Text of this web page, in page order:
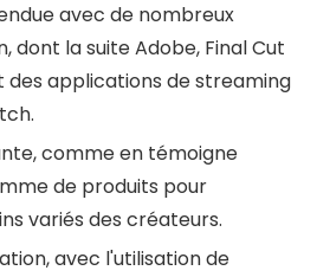
avec de nombreux
dont la suite Adobe, Final Cut
des applications de streaming
comme en témoigne
de produits pour
variés des créateurs.
avec l'utilisation de